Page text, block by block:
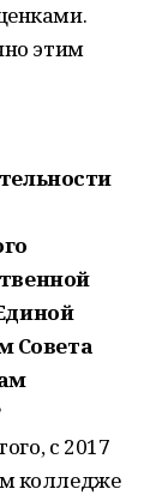
этим
Совета
с 2017
колледже